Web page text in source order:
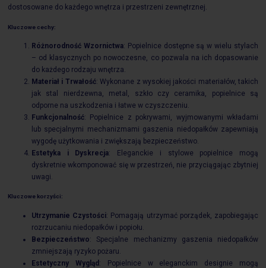
dostosowane do każdego wnętrza i przestrzeni zewnętrznej.
Kluczowe cechy:
Różnorodność Wzornictwa: Popielnice dostępne są w wielu stylach
– od klasycznych po nowoczesne, co pozwala na ich dopasowanie
do każdego rodzaju wnętrza.
Materiał i Trwałość: Wykonane z wysokiej jakości materiałów, takich
jak stal nierdzewna, metal, szkło czy ceramika, popielnice są
odporne na uszkodzenia i łatwe w czyszczeniu.
Funkcjonalność: Popielnice z pokrywami, wyjmowanymi wkładami
lub specjalnymi mechanizmami gaszenia niedopałków zapewniają
wygodę użytkowania i zwiększają bezpieczeństwo.
Estetyka i Dyskrecja: Eleganckie i stylowe popielnice mogą
dyskretnie wkomponować się w przestrzeń, nie przyciągając zbytniej
uwagi.
Kluczowe korzyści:
Utrzymanie Czystości: Pomagają utrzymać porządek, zapobiegając
rozrzucaniu niedopałków i popiołu.
Bezpieczeństwo: Specjalne mechanizmy gaszenia niedopałków
zmniejszają ryzyko pożaru.
Estetyczny Wygląd : Popielnice w eleganckim designie mogą